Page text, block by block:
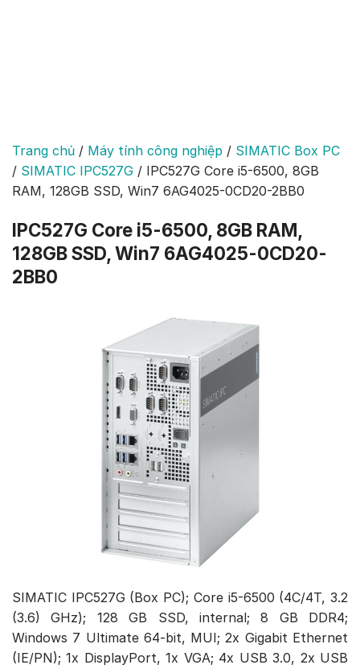
Trang chủ / Máy tính công nghiệp / SIMATIC Box PC
/ SIMATIC IPC527G / IPC527G Core i5-6500, 8GB
RAM, 128GB SSD, Win7 6AG4025-0CD20-2BB0
IPC527G Core i5-6500, 8GB RAM,
128GB SSD, Win7 6AG4025-0CD20-
2BB0
SIMATIC IPC527G (Box PC); Core i5-6500 (4C/4T, 3.2
(3.6) GHz); 128 GB SSD, internal; 8 GB DDR4;
Windows 7 Ultimate 64-bit, MUI; 2x Gigabit Ethernet
(IE/PN); 1x DisplayPort, 1x VGA; 4x USB 3.0, 2x USB